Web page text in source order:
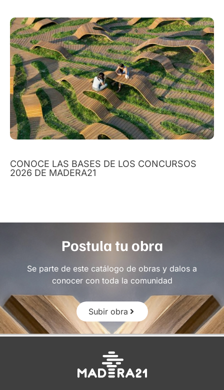
CONOCE LAS BASES DE LOS CONCURSOS
2026 DE MADERA21
Postula tu obra
Se parte de este catálogo de obras y dalos a
conocer con toda la comunidad
Subir obra